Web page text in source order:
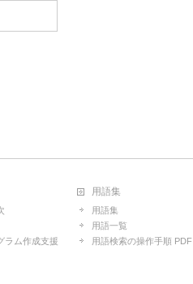
ラム作成支援
用語集
用語集
用語一覧
用語検索の操作手順 PDF